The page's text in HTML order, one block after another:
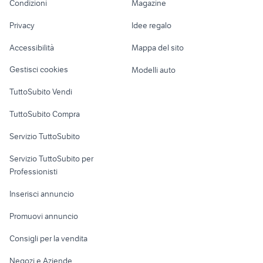
alfa romeo 164 Piemonte
ktm 690 usato
moto usate viterbo
naked 125
Terreni e rustici
Garage e box
Loft, mansarde e
Informatica
Console e
Fotografia
Condizioni
Privacy
Accessibilità
Gestisci cookies
TuttoSubito Vendi
TuttoSubito Compra
Servizio TuttoSubito
Servizio TuttoSubito per
Professionisti
Inserisci annuncio
Promuovi annuncio
Consigli per la vendita
Negozi e Aziende
Magazine
Idee regalo
Mappa del sito
Modelli auto